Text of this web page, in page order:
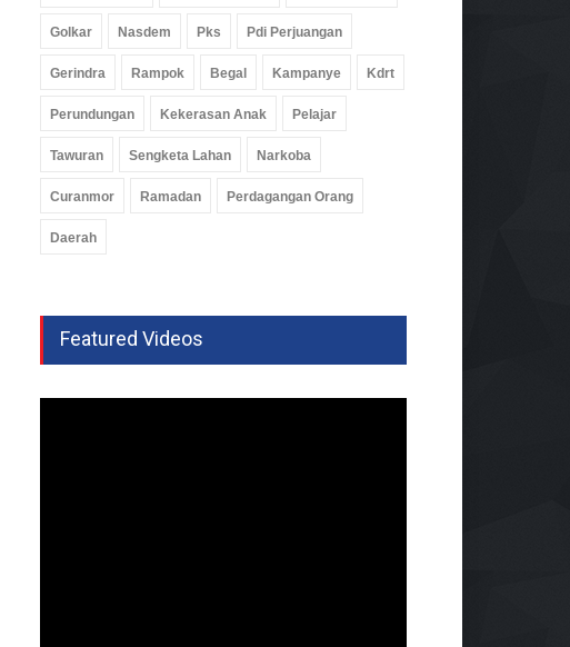
Golkar Nasdem Pks Pdi Perjuangan
Gerindra Rampok Begal Kampanye Kdrt
Perundungan Kekerasan Anak Pelajar
Tawuran Sengketa Lahan Narkoba
Curanmor Ramadan Perdagangan Orang
Daerah
Featured Videos